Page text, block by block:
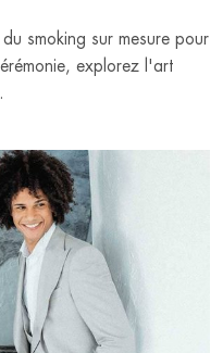
smoking sur mesure pour
explorez l'art